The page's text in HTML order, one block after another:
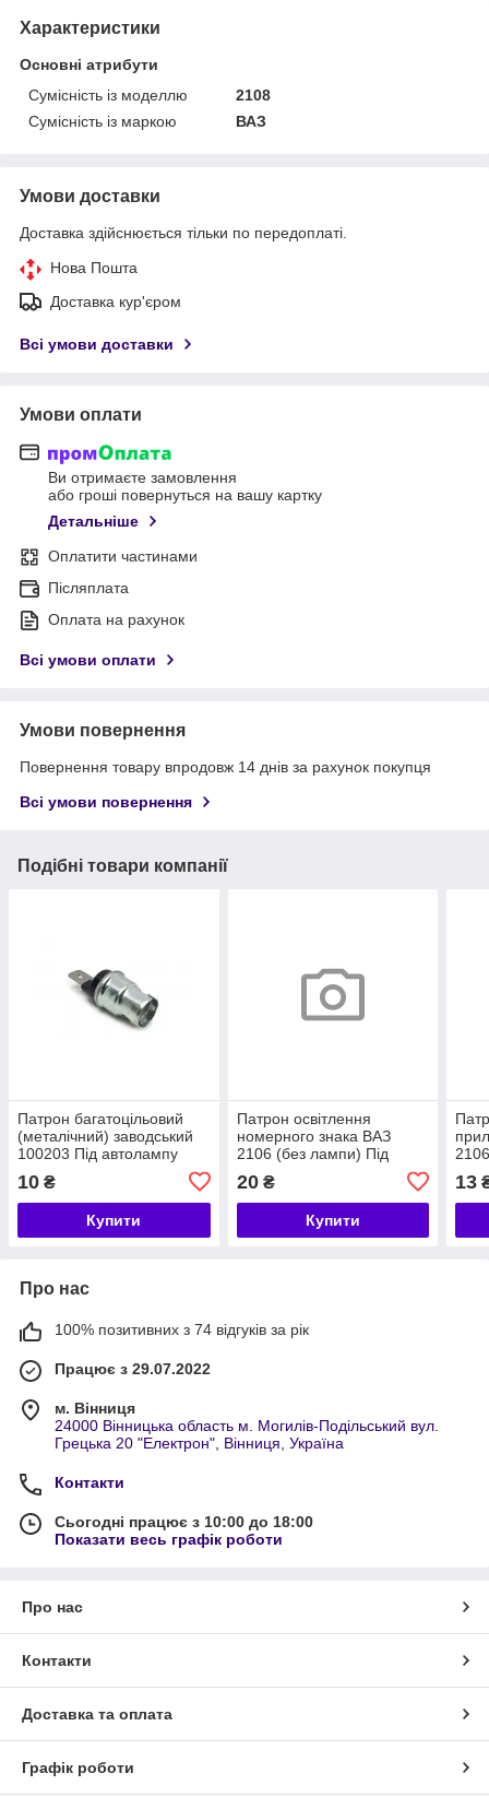
Характеристики
Основні атрибути
Сумісність із моделлю
2108
Сумісність із маркою
ВАЗ
Умови доставки
Доставка здійснюється тільки по передоплаті.
Нова Пошта
Доставка кур'єром
Всі умови доставки
Умови оплати
Ви отримаєте замовлення
або гроші повернуться на вашу картку
Детальніше
Оплатити частинами
Післяплата
Оплата на рахунок
Всі умови оплати
Умови повернення
Повернення товару впродовж 14 днів за рахунок покупця
Всі умови повернення
Подібні товари компанії
Патрон багатоцільовий
(металічний) заводський
100203 Під автолампу
10 ₴
Купити
Патрон освітлення
номерного знака ВАЗ
2106 (без лампи) Під
автолампу P21W BA15s
20₴
Купити
13
Про нас
100% позитивних з 74 відгуків за рік
Працює з 29.07.2022
м. Вінниця
24000 Вінницька область м. Могилів-Подільський вул.
Грецька 20 "Електрон", Вінниця, Україна
Контакти
Сьогодні працює з 10:00 до 18:00
Показати весь графік роботи
Про нас
Контакти
Доставка та оплата
Графік роботи